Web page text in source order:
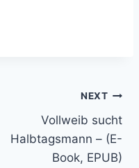
NEXT
Vollweib sucht
Halbtagsmann – (E-
Book, EPUB)